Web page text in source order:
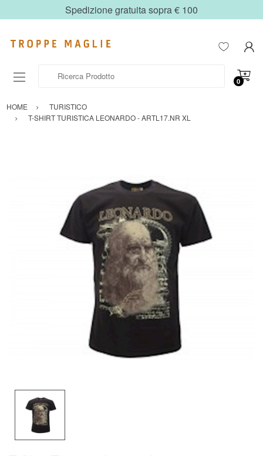
Spedizione gratuita sopra € 100
0
HOME
TURISTICO
T-SHIRT TURISTICA LEONARDO - ARTL17.NR XL